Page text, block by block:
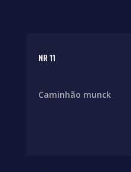
NR 11
Caminhão munck